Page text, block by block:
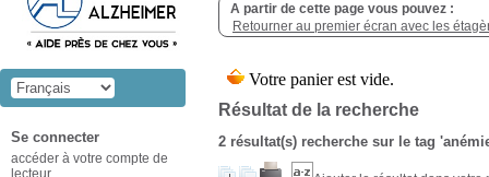
A partir de cette page vous pouvez :
Retourner au premier écran avec les
Résultat de la recherche
2 résultat(s) recherche sur le tag
Se connecter
accéder à votre compte de